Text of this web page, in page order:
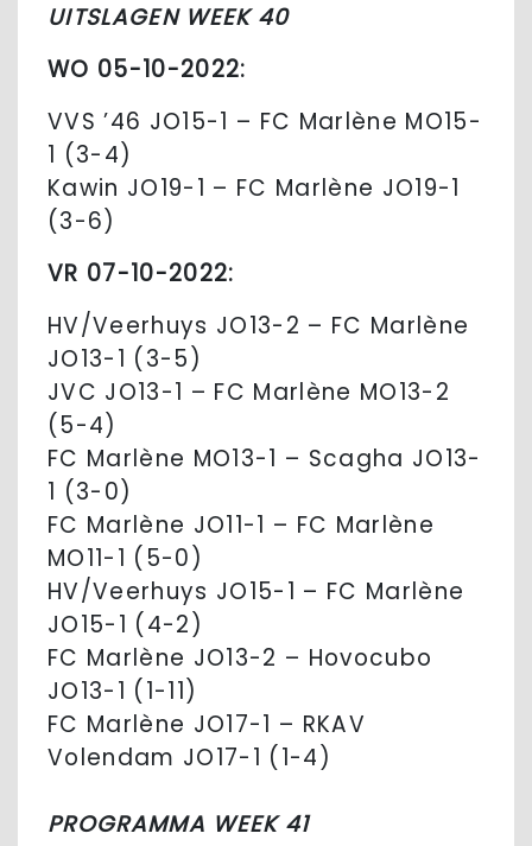
UITSLAGEN WEEK 40
WO 05-10-2022:
VVS ’46 JO15-1 – FC Marlène MO15-
1 (3-4)
Kawin JO19-1 – FC Marlène JO19-1
(3-6)
VR 07-10-2022:
HV/Veerhuys JO13-2 – FC Marlène
JO13-1 (3-5)
JVC JO13-1 – FC Marlène MO13-2
(5-4)
FC Marlène MO13-1 – Scagha JO13-
1 (3-0)
FC Marlène JO11-1 – FC Marlène
MO11-1 (5-0)
HV/Veerhuys JO15-1 – FC Marlène
JO15-1 (4-2)
FC Marlène JO13-2 – Hovocubo
JO13-1 (1-11)
FC Marlène JO17-1 – RKAV
Volendam JO17-1 (1-4)
PROGRAMMA WEEK 41